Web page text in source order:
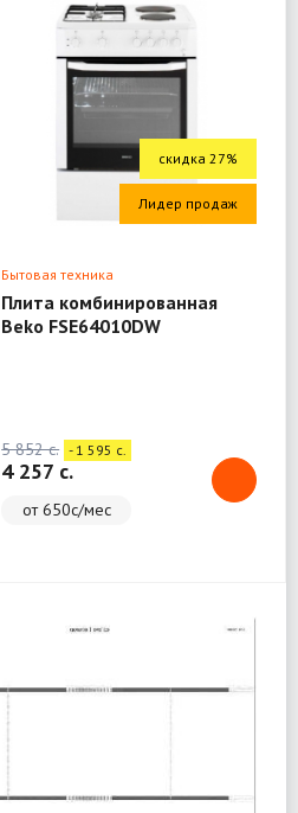
скидка 27%
Лидер продаж
Бытовая техника
Плита комбинированная
Beko FSE64010DW
5 852 c. - 1 595 c.
4 257 c.
от 650с/мес